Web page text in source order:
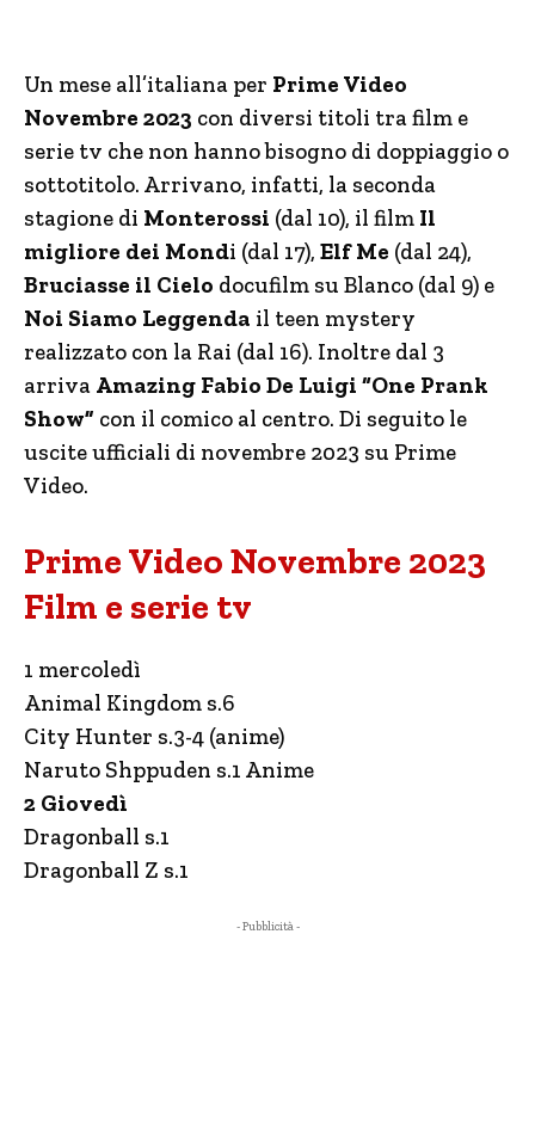
Un mese all’italiana per Prime Video
Novembre 2023 con diversi titoli tra film e
serie tv che non hanno bisogno di doppiaggio o
sottotitolo. Arrivano, infatti, la seconda
stagione di Monterossi (dal 10), il film Il
migliore dei Mondi (dal 17), Elf Me (dal 24),
Bruciasse il Cielo docufilm su Blanco (dal 9) e
Noi Siamo Leggenda il teen mystery
realizzato con la Rai (dal 16). Inoltre dal 3
arriva Amazing Fabio De Luigi “One Prank
Show” con il comico al centro. Di seguito le
uscite ufficiali di novembre 2023 su Prime
Video.
Prime Video Novembre 2023
Film e serie tv
1 mercoledì
Animal Kingdom s.6
City Hunter s.3-4 (anime)
Naruto Shppuden s.1 Anime
2 Giovedì
Dragonball s.1
Dragonball Z s.1
- Pubblicità -